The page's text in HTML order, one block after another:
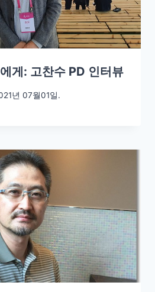
게: 고찬수 PD 인터뷰
년 07월01일.